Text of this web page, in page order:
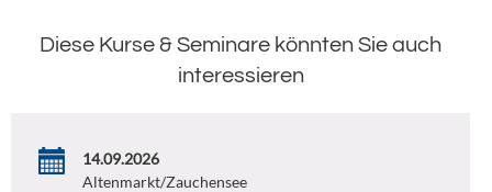
Diese Kurse & Seminare könnten Sie auch
interessieren
14.09.2026
Altenmarkt/Zauchensee